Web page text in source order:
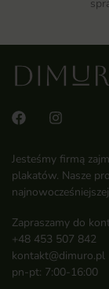
Jesteśmy firmą
plakatów. Nasze
Zapraszamy do
+48 453 507 842
kontakt@dimuro.pl
pn-pt: 7:00-16:00